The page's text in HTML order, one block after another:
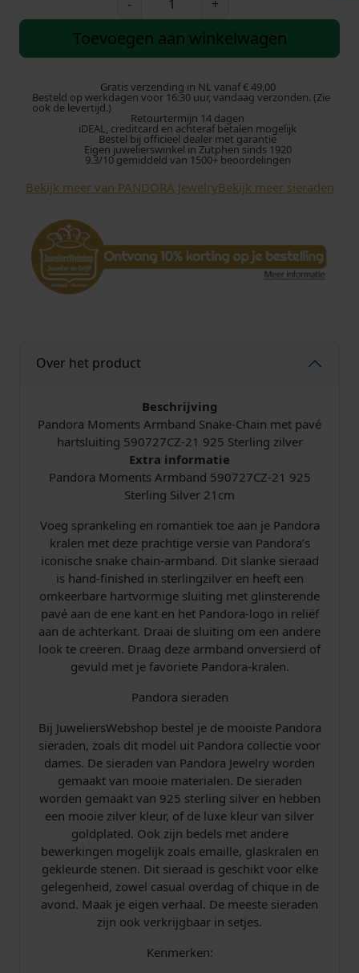
-
n
r
a
r
m
a
S
i
p
n
k
l
d
H
a
r
t
P
a
v
é
c
7
-
2
+
Toevoegen aan winkelwagen
Gratis verzending in NL vanaf € 49,00
Besteld op werkdagen voor 16:30 uur, vandaag verzonden. (Zie
ook de levertijd.)
Retourtermijn 14 dagen
iDEAL, creditcard en achteraf betalen mogelijk
Bestel bij officieel dealer met garantie
Eigen juwelierswinkel in Zutphen sinds 1920
9.3/10 gemiddeld van 1500+ beoordelingen
Bekijk meer van PANDORA JewelryBekijk meer sieraden
Over het product
Beschrijving
Pandora Moments Armband Snake-Chain met pavé
hartsluiting 590727CZ-21 925 Sterling zilver
Extra informatie
Pandora Moments Armband 590727CZ-21 925
Sterling Silver 21cm
Voeg sprankeling en romantiek toe aan je Pandora
kralen met deze prachtige versie van Pandora’s
iconische snake chain-armband. Dit slanke sieraad
is hand-finished in sterlingzilver en heeft een
omkeerbare hartvormige sluiting met glinsterende
pavé aan de ene kant en het Pandora-logo in reliëf
aan de achterkant. Draai de sluiting om een andere
look te creëren. Draag deze armband onversierd of
gevuld met je favoriete Pandora-kralen.
Pandora sieraden
Bij JuweliersWebshop bestel je de mooiste Pandora
sieraden, zoals dit model uit Pandora collectie voor
dames. De sieraden van Pandora Jewelry worden
gemaakt van mooie materialen. De sieraden
worden gemaakt van 925 sterling silver en hebben
een mooie zilver kleur, of de luxe kleur van silver
goldplated. Ook zijn bedels met andere
bewerkingen mogelijk zoals emaille, glaskralen en
gekleurde stenen. Dit sieraad is geschikt voor elke
gelegenheid, zowel casual overdag of chique in de
avond. Maak je eigen verhaal. De meeste sieraden
zijn ook verkrijgbaar in setjes.
Kenmerken: